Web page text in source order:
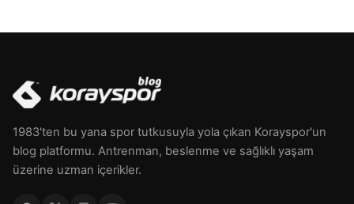
1983'ten bu yana spor tutkusuyla yola çıkan Korayspor'un
blog platformu. Antrenman, beslenme ve sağlıklı yaşam
üzerine uzman içerikler.